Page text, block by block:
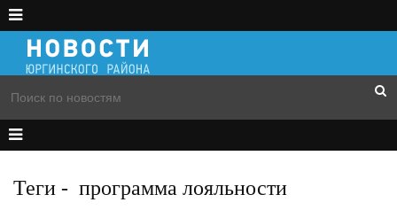
Теги - программа лояльности